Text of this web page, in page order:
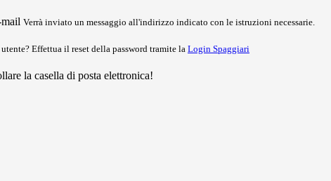
Verrà inviato un messaggio all'indirizzo indicato con le istruzioni necessarie.
Effettua il reset della password tramite la Login Spaggiari
la casella di posta elettronica!